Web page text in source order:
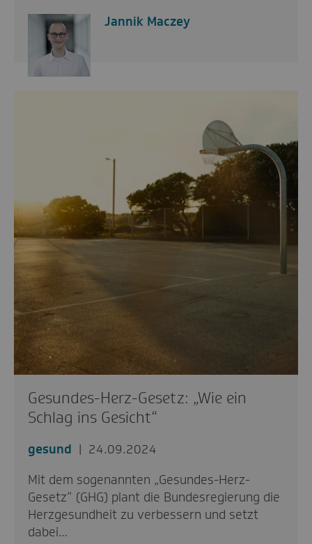
Jannik Maczey
Gesundes-Herz-Gesetz: „Wie ein
Schlag ins Gesicht“
gesund
24.09.2024
Mit dem sogenannten „Gesundes-Herz-
Gesetz“ (GHG) plant die Bundesregierung die
Herzgesundheit zu verbessern und setzt
dabei…